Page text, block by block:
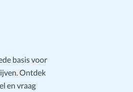
basis voor
Ontdek
en vraag